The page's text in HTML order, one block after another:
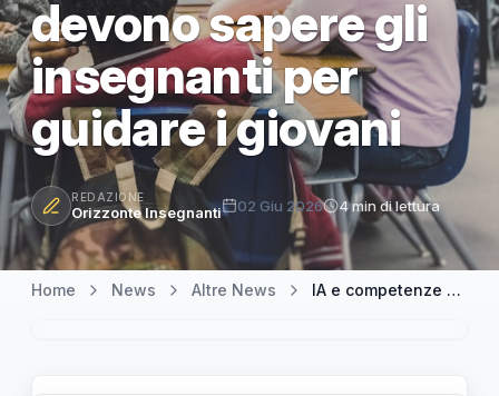
devono sapere gli
insegnanti per
guidare i giovani
REDAZIONE
Orizzonte Insegnanti 02 Giu 2026 4 min di lettura
Home News Altre News IA e competenze digitali: cosa devono sapere gli insegnanti per guidare i giovani